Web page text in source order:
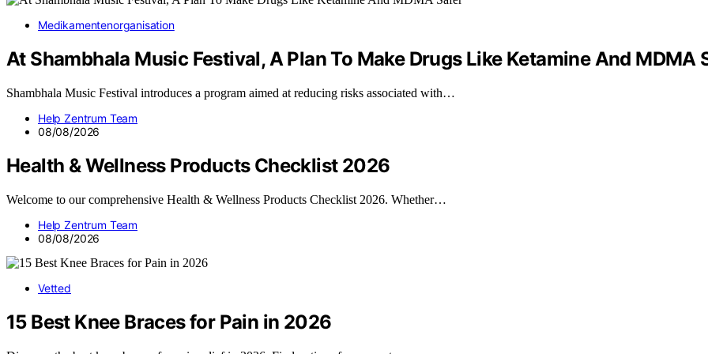
Medikamentenorganisation
At Shambhala Music Festival, A Plan To Make Drugs Like Ketamine And MDMA
Shambhala Music Festival introduces a program aimed at reducing risks associated with…
Help Zentrum Team
08/08/2026
Health & Wellness Products Checklist 2026
Welcome to our comprehensive Health & Wellness Products Checklist 2026. Whether…
Help Zentrum Team
08/08/2026
Vetted
15 Best Knee Braces for Pain in 2026